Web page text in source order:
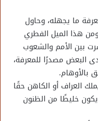
ما يجهله، وحاول
هذا الميل الفطري
بين الأمم والشعوب
البعض مصدرًا للمعرفة،
بالأوهام.
العراف أو الكاهن حقًا
يكون خليطًا من الظنون